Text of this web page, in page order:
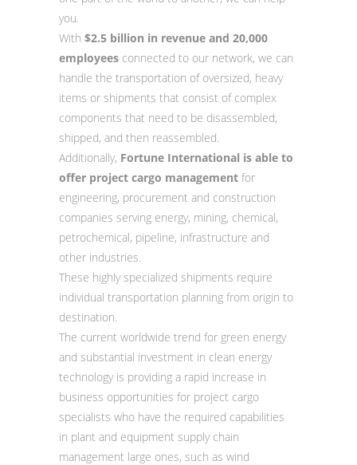
you.
With $2.5 billion in revenue and 20,000
employees connected to our network, we can
handle the transportation of oversized, heavy
items or shipments that consist of complex
components that need to be disassembled,
shipped, and then reassembled.
Additionally, Fortune International is able to
offer project cargo management for
engineering, procurement and construction
companies serving energy, mining, chemical,
petrochemical, pipeline, infrastructure and
other industries.
These highly specialized shipments require
individual transportation planning from origin to
destination.
The current worldwide trend for green energy
and substantial investment in clean energy
technology is providing a rapid increase in
business opportunities for project cargo
specialists who have the required capabilities
in plant and equipment supply chain
management large ones, such as wind